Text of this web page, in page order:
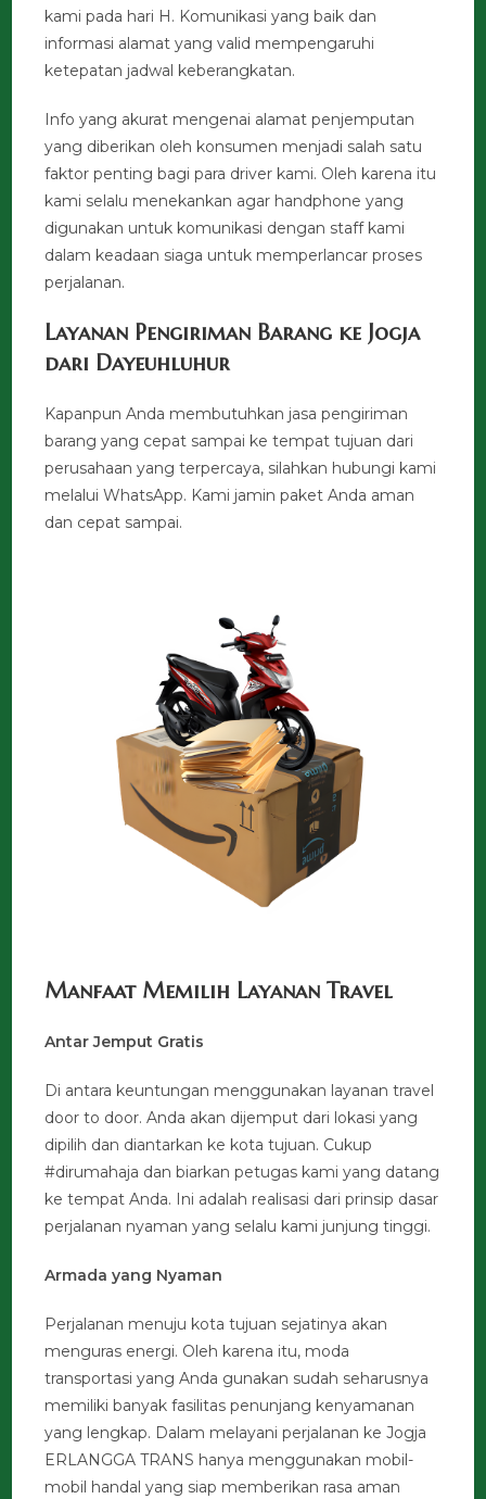
kami pada hari H. Komunikasi yang baik dan
informasi alamat yang valid mempengaruhi
ketepatan jadwal keberangkatan.
Info yang akurat mengenai alamat penjemputan
yang diberikan oleh konsumen menjadi salah satu
faktor penting bagi para driver kami. Oleh karena itu
kami selalu menekankan agar handphone yang
digunakan untuk komunikasi dengan staff kami
dalam keadaan siaga untuk memperlancar proses
perjalanan.
Layanan Pengiriman Barang ke Jogja
dari Dayeuhluhur
Kapanpun Anda membutuhkan jasa pengiriman
barang yang cepat sampai ke tempat tujuan dari
perusahaan yang terpercaya, silahkan hubungi kami
melalui WhatsApp. Kami jamin paket Anda aman
dan cepat sampai.
Manfaat Memilih Layanan Travel
Antar Jemput Gratis
Di antara keuntungan menggunakan layanan travel
door to door. Anda akan dijemput dari lokasi yang
dipilih dan diantarkan ke kota tujuan. Cukup
#dirumahaja dan biarkan petugas kami yang datang
ke tempat Anda. Ini adalah realisasi dari prinsip dasar
perjalanan nyaman yang selalu kami junjung tinggi.
Armada yang Nyaman
Perjalanan menuju kota tujuan sejatinya akan
menguras energi. Oleh karena itu, moda
transportasi yang Anda gunakan sudah seharusnya
memiliki banyak fasilitas penunjang kenyamanan
yang lengkap. Dalam melayani perjalanan ke Jogja
ERLANGGA TRANS hanya menggunakan mobil-
mobil handal yang siap memberikan rasa aman